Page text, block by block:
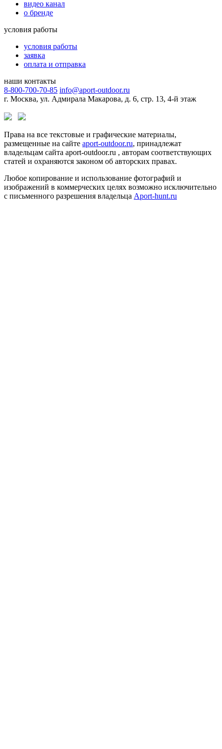
видео канал
о бренде
условия работы
условия работы
заявка
оплата и отправка
наши контакты
8-800-700-70-85 info@aport-outdoor.ru
г. Москва, ул. Адмирала Макарова, д. 6, стр. 13, 4-й этаж
Права на все текстовые и графические материалы,
размещенные на сайте aport-outdoor.ru, принадлежат
владельцам сайта aport-outdoor.ru , авторам соответствующих
статей и охраняются законом об авторских правах.
Любое копирование и использование фотографий и
изображений в коммерческих целях возможно исключительно
с письменного разрешения владельца Aport-hunt.ru